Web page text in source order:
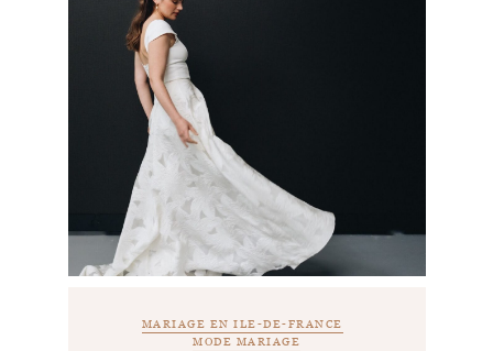
MARIAGE EN ILE-DE-FRANCE
MODE MARIAGE